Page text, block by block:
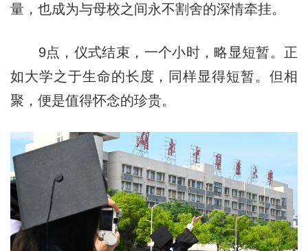
量，也成为与母校之间永不割舍的深情牵挂。
9点，仪式结束，一个小时，略显短暂。正
如大学之于生命的长度，同样显得短暂。但相
聚，便是值得怀念的珍贵。